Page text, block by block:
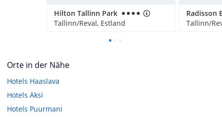
Hilton Tallinn Park
Tallinn/Reval, Estland
Tallinn/
Orte in der Nähe
Hotels Haaslava
Hotels Äksi
Hotels Puurmani